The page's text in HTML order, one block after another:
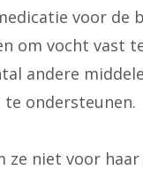
voor de
om vocht vast
andere
ondersteunen.
ze niet voor